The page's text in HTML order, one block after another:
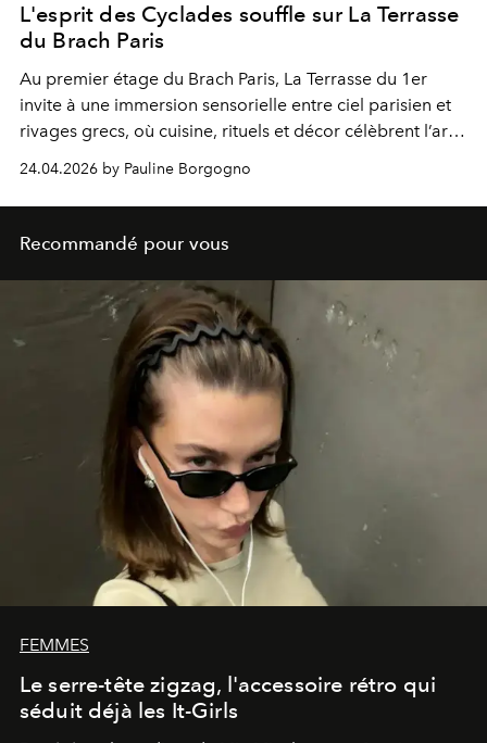
L'esprit des Cyclades souffle sur La Terrasse
du Brach Paris
Au premier étage du Brach Paris, La Terrasse du 1er
invite à une immersion sensorielle entre ciel parisien et
rivages grecs, où cuisine, rituels et décor célèbrent l’art
de vivre méditerranéen.
24.04.2026 by Pauline Borgogno
Recommandé pour vous
FEMMES
Le serre-tête zigzag, l'accessoire rétro qui
séduit déjà les It-Girls